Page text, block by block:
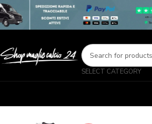
SELECT CATEGORY